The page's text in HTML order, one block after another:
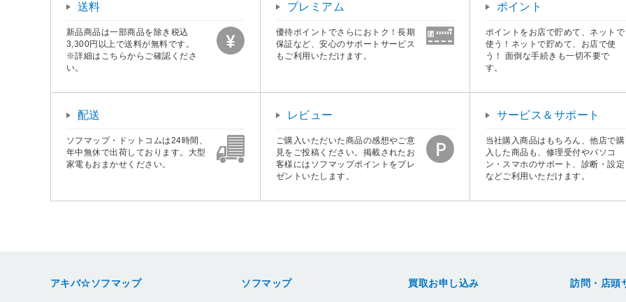
送料
新品商品は一部商品を除き税込
3,300円以上で送料が無料です。
※詳細はこちらからご確認くださ
い。
プレミアム
優待ポイントでさらにおトク！長期
保証など、安心のサポートサービス
もご利用いただけます。
ポイント
ポイントをお店で貯めて、ネットで
使う！ネットで貯めて、お店で使
う！ 面倒な手続きも一切不要で
す。
配送
ソフマップ・ドットコムは24時間、
年中無休で出荷しております。大型
家電もおまかせください。
レビュー
ご購入いただいた商品の感想やご意
見をご投稿ください。掲載されたお
客様にはソフマップポイントをプレ
ゼントいたします。
サービス＆サポート
当社購入商品はもちろん、他店で購
入した商品も、修理受付やパソコ
ン・スマホのサポート、診断・設定
などご利用いただけます。
アキバ☆ソフマップ ソフマップ 買取お申し込み 訪問・店頭